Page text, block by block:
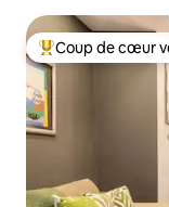
Coups de cœur
Coup de cœur